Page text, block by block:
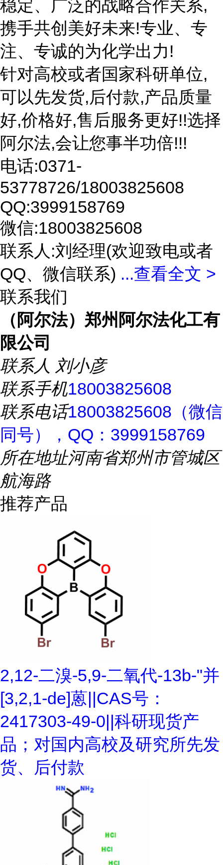
稳定、广泛的战略合作关系,
携手共创美好未来!专业、专
注、专诚的为化学出力!
针对高校或者国家科研单位,
可以先发货,后付款,产品质量
好,价格好,售后服务更好!!选择
阿尔法,会让您事半功倍!!!
电话:0371-
53778726/18003825608
QQ:3999158769
微信:18003825608
联系人:刘经理(欢迎致电或者
QQ、微信联系) ...查看全文 >
联系我们
（阿尔法）郑州阿尔法化工有
限公司
联系人 刘小彦
联系手机18003825608
联系电话18003825608（微信
同号），QQ：3999158769
所在地址河南省郑州市管城区
航海路
推荐产品
2,12-二溴-5,9-二氧代-13b-"并
[3,2,1-de]蒽||CAS号：
2417303-49-0||科研现货产
品；对国内高校及研究所先发
货、后付款